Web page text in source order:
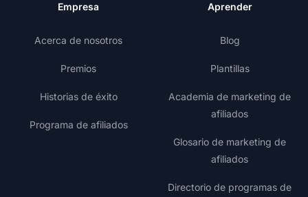
Empresa
Acerca de nosotros
Premios
Historias de éxito
Programa de afiliados
Aprender
Blog
Plantillas
Academia de marketing de
afiliados
Glosario de marketing de
afiliados
Directorio de programas de